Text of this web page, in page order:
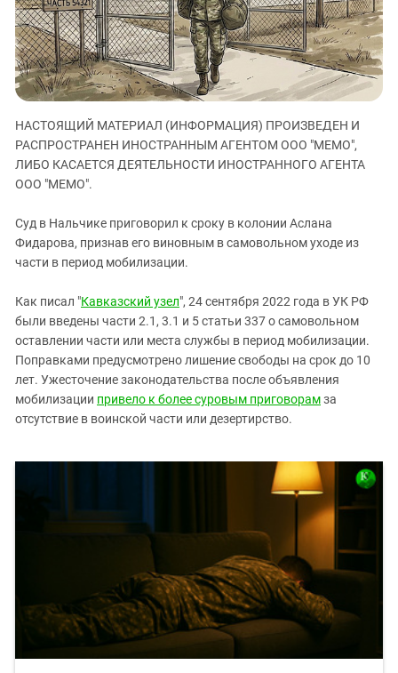
ЗАСТАВЛЯЕТ
КАВКАЗ ЗА ПАЛЕСТИНУ
ИНАКОМЫСЛИЕ В ЧЕЧНЕ
ПРЕСЛЕДОВАНИЕ АКТИВИСТОВ
МОБИЛИЗАЦИЯ И ПРОТЕСТЫ
Дагестан
Ингушетия
Кабардино-Балкария
Калмыкия
Карачаево-Черкесия
Краснодарский край
Нагорный Карабах
Северная Осетия - Алания
Ставропольский край
Чечня
Южная Осетия
Южный Кавказ
ЮФО
НАСТОЯЩИЙ МАТЕРИАЛ (ИНФОРМАЦИЯ) ПРОИЗВЕДЕН И
РАСПРОСТРАНЕН ИНОСТРАННЫМ АГЕНТОМ ООО "МЕМО",
ЛИБО КАСАЕТСЯ ДЕЯТЕЛЬНОСТИ ИНОСТРАННОГО АГЕНТА
ООО "МЕМО".
Суд в Нальчике приговорил к сроку в колонии Аслана
Фидарова, признав его виновным в самовольном уходе из
части в период мобилизации.
Как писал "Кавказский узел", 24 сентября 2022 года в УК РФ
были введены части 2.1, 3.1 и 5 статьи 337 о самовольном
оставлении части или места службы в период мобилизации.
Поправками предусмотрено лишение свободы на срок до 10
лет. Ужесточение законодательства после объявления
мобилизации привело к более суровым приговорамза
отсутствие в воинской части или дезертирство.